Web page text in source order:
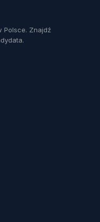
Polsce. Znajdź